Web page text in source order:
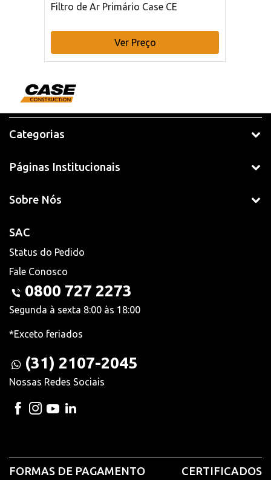
Filtro de Ar Primário Case CE
Ver Preço
Categorias
Páginas Institucionais
Sobre Nós
SAC
Status do Pedido
Fale Conosco
0800 727 2273
Segunda à sexta 8:00 às 18:00
*Exceto feriados
(31) 2107-2045
Nossas Redes Sociais
FORMAS DE PAGAMENTO CERTIFICADOS